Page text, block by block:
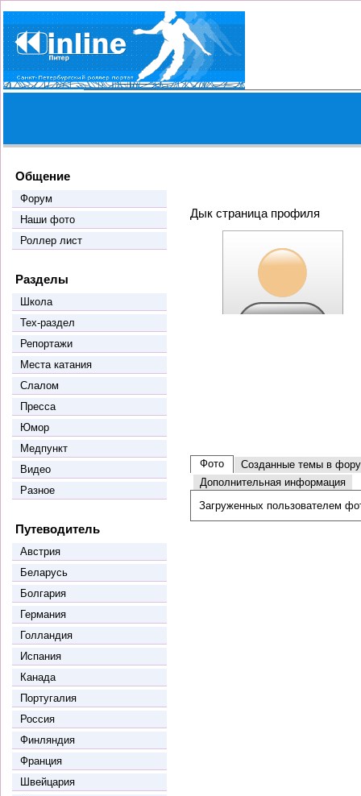
Общение
Форум
Наши фото
Роллер лист
Разделы
Школа
Тех-раздел
Репортажи
Места катания
Слалом
Пресса
Юмор
Медпункт
Видео
Разное
Путеводитель
Австрия
Беларусь
Болгария
Германия
Голландия
Испания
Канада
Португалия
Россия
Финляндия
Франция
Швейцария
Дык страница профиля
Фото
Созданные темы в
Дополнительная информация
Загруженных пользователем